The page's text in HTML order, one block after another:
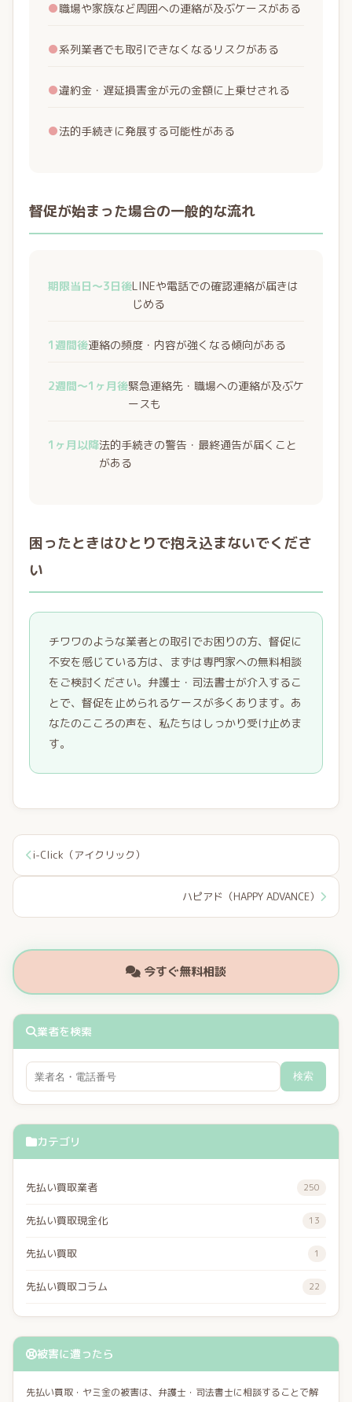
●職場や家族など周囲への連絡が及ぶケースがある
●系列業者でも取引できなくなるリスクがある
●違約金・遅延損害金が元の金額に上乗せされる
●法的手続きに発展する可能性がある
督促が始まった場合の一般的な流れ
期限当日〜3日後LINEや電話での確認連絡が届きは
じめる
1週間後連絡の頻度・内容が強くなる傾向がある
2週間〜1ヶ月後緊急連絡先・職場への連絡が及ぶケ
ースも
1ヶ月以降法的手続きの警告・最終通告が届くこと
がある
困ったときはひとりで抱え込まないでくださ
い
チワワのような業者との取引でお困りの方、督促に
不安を感じている方は、まずは専門家への無料相談
をご検討ください。弁護士・司法書士が介入するこ
とで、督促を止められるケースが多くあります。あ
なたのこころの声を、私たちはしっかり受け止めま
す。
i-Click（アイクリック）
ハピアド（HAPPY ADVANCE）
今すぐ無料相談
業者を検索
検索
カテゴリ
先払い買取業者 250
先払い買取現金化 13
先払い買取 1
先払い買取コラム 22
被害に遭ったら
先払い買取・ヤミ金の被害は、弁護士・司法書士に相談することで解